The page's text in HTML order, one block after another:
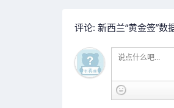
评论: 新西兰“黄金签”数